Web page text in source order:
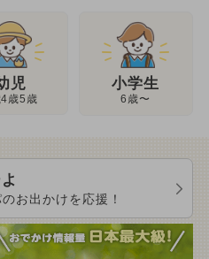
児
歳5歳
小学生
6歳〜
お出かけを応援！